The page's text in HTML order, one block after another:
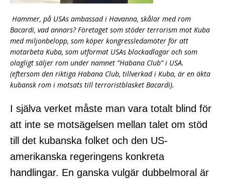
Hammer, på USAs ambassad i Havanna, skålar med rom
Bacardi, vad annars? Företaget som stöder terrorism mot Kuba
med miljonbelopp, som köper kongressledamöter för att
motarbeta Kuba, som utformat USAs blockadlagar och som
olagligt säljer rom under namnet ”Habana Club” i USA.
(eftersom den riktiga Habana Club, tillverkad i Kuba, är en äkta
kubansk rom i motsats till terroristblasket Bacardi).
I själva verket måste man vara totalt blind för
att inte se motsägelsen mellan talet om stöd
till det kubanska folket och den US-
amerikanska regeringens konkreta
handlingar. En ganska vulgär dubbelmoral är